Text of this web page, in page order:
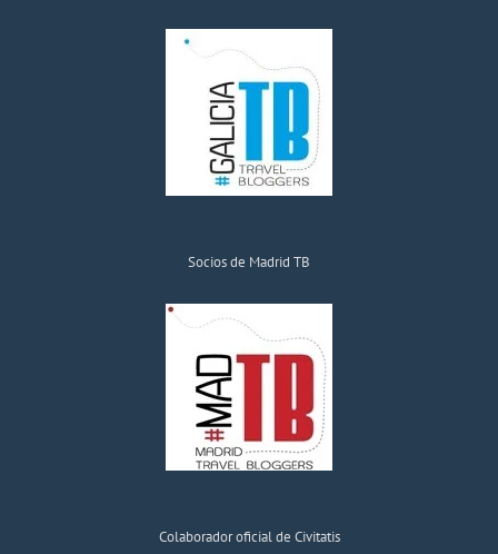
Socios de Madrid TB
Colaborador oficial de Civitatis